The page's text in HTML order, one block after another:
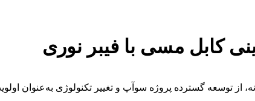
کابل مسی با فیبر نوری
گسترده پروژه سوآپ و تغییر تکنولوژی به‌عنوان